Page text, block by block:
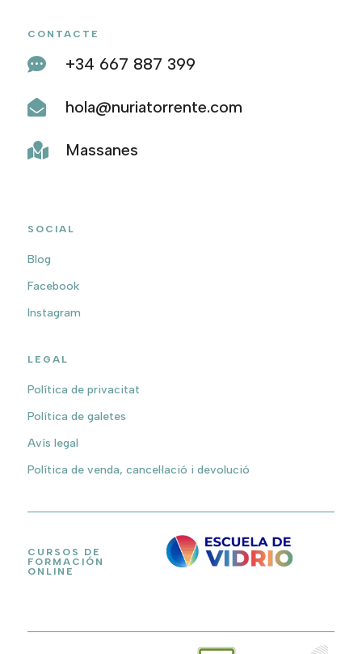
CONTACTE
 +34 667 887 399
 hola@nuriatorrente.com
 Massanes
SOCIAL
Blog
Facebook
Instagram
LEGAL
Política de privacitat
Política de galetes
Avís legal
Política de venda, cancel·lació i devolució
CURSOS DE
FORMACIÓN
ONLINE